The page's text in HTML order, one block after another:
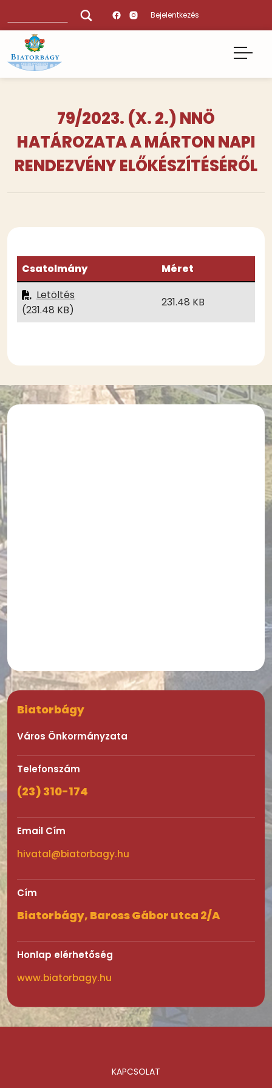
tartalomra
Bejelentkezés
79/2023. (X. 2.) NNÖ
HATÁROZATA A MÁRTON NAPI
RENDEZVÉNY ELŐKÉSZÍTÉSÉRŐL
Csatolmány
Méret
Letöltés
(231.48 KB)
231.48 KB
Biatorbágy
Város Önkormányzata
Telefonszám
(23) 310-174
Email Cím
hivatal@biatorbagy.hu
Cím
Biatorbágy, Baross Gábor utca 2/A
Honlap elérhetőség
www.biatorbagy.hu
KAPCSOLAT